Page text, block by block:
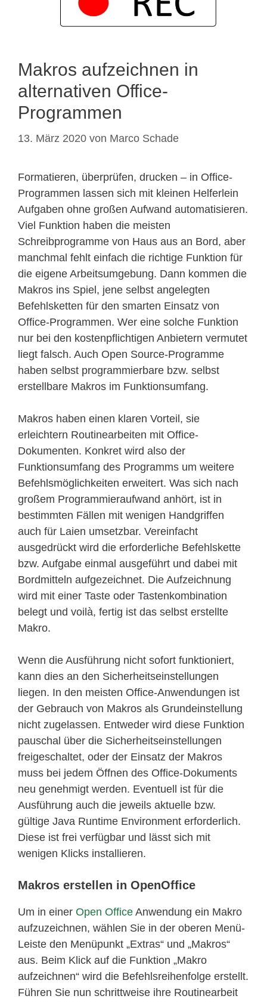
Makros aufzeichnen in
alternativen Office-
Programmen
13. März 2020 von Marco Schade
Formatieren, überprüfen, drucken – in Office-
Programmen lassen sich mit kleinen Helferlein
Aufgaben ohne großen Aufwand automatisieren.
Viel Funktion haben die meisten
Schreibprogramme von Haus aus an Bord, aber
manchmal fehlt einfach die richtige Funktion für
die eigene Arbeitsumgebung. Dann kommen die
Makros ins Spiel, jene selbst angelegten
Befehlsketten für den smarten Einsatz von
Office-Programmen. Wer eine solche Funktion
nur bei den kostenpflichtigen Anbietern vermutet
liegt falsch. Auch Open Source-Programme
haben selbst programmierbare bzw. selbst
erstellbare Makros im Funktionsumfang.
Makros haben einen klaren Vorteil, sie
erleichtern Routinearbeiten mit Office-
Dokumenten. Konkret wird also der
Funktionsumfang des Programms um weitere
Befehlsmöglichkeiten erweitert. Was sich nach
großem Programmieraufwand anhört, ist in
bestimmten Fällen mit wenigen Handgriffen
auch für Laien umsetzbar. Vereinfacht
ausgedrückt wird die erforderliche Befehlskette
bzw. Aufgabe einmal ausgeführt und dabei mit
Bordmitteln aufgezeichnet. Die Aufzeichnung
wird mit einer Taste oder Tastenkombination
belegt und voilà, fertig ist das selbst erstellte
Makro.
Wenn die Ausführung nicht sofort funktioniert,
kann dies an den Sicherheitseinstellungen
liegen. In den meisten Office-Anwendungen ist
der Gebrauch von Makros als Grundeinstellung
nicht zugelassen. Entweder wird diese Funktion
pauschal über die Sicherheitseinstellungen
freigeschaltet, oder der Einsatz der Makros
muss bei jedem Öffnen des Office-Dokuments
neu genehmigt werden. Eventuell ist für die
Ausführung auch die jeweils aktuelle bzw.
gültige Java Runtime Environment erforderlich.
Diese ist frei verfügbar und lässt sich mit
wenigen Klicks installieren.
Makros erstellen in OpenOffice
Um in einer Open Office Anwendung ein Makro
aufzuzeichnen, wählen Sie in der oberen Menü-
Leiste den Menüpunkt „Extras“ und „Makros“
aus. Beim Klick auf die Funktion „Makro
aufzeichnen“ wird die Befehlsreihenfolge erstellt.
Führen Sie nun schrittweise ihre Routinearbeit